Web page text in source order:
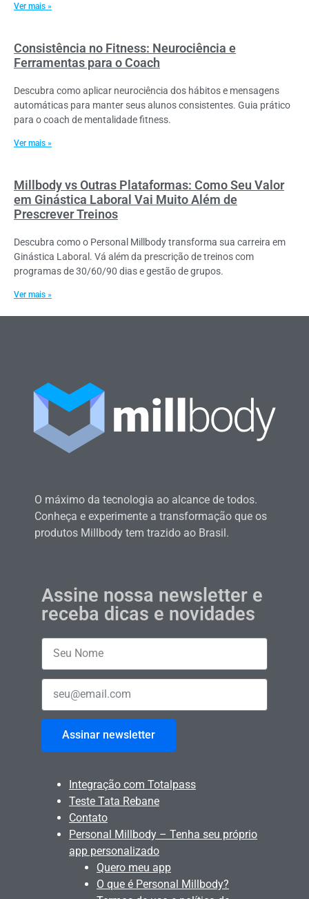
Ver mais »
Consistência no Fitness: Neurociência e
Ferramentas para o Coach
Descubra como aplicar neurociência dos hábitos e mensagens
automáticas para manter seus alunos consistentes. Guia prático
para o coach de mentalidade fitness.
Ver mais »
Millbody vs Outras Plataformas: Como Seu Valor
em Ginástica Laboral Vai Muito Além de
Prescrever Treinos
Descubra como o Personal Millbody transforma sua carreira em
Ginástica Laboral. Vá além da prescrição de treinos com
programas de 30/60/90 dias e gestão de grupos.
Ver mais »
O máximo da tecnologia ao alcance de todos.
Conheça e experimente a transformação que os
produtos Millbody tem trazido ao Brasil.
Assine nossa newsletter e
receba dicas e novidades
Assinar newsletter
Integração com Totalpass
Teste Tata Rebane
Contato
Personal Millbody – Tenha seu próprio
app personalizado
Quero meu app
O que é Personal Millbody?